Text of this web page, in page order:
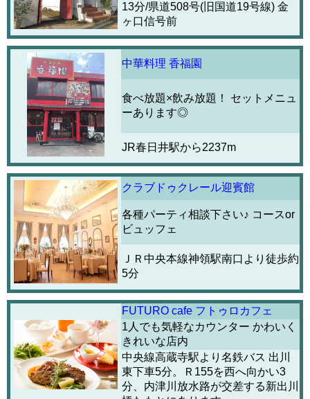
13分/県道508号(旧国道19号線) 金
ヶ口信号前
中華料理 香福園
食べ放題×飲み放題！ セットメニュ
ーあります◎
JR春日井駅から2237m
クラブドゥクレール迎賓館
各種パーティ相談下さい♪ コースor
ビュッフェ
ＪＲ中央本線神領駅南口より徒歩約
5分
FUTURO cafe フトゥロカフェ
1人でも気軽なカウンター かわいく
きれいな店内
中央線高蔵寺駅より名鉄バス 出川
東下車5分。Ｒ155を西へ向かい3
分、内津川放水路が交差する新出川